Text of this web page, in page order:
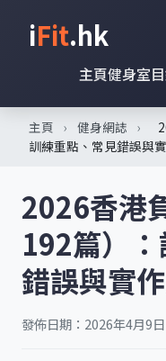
iFit.hk
主頁健身室
主頁 › 健身網誌 ›
訓練重點、常見錯誤與
2026香港
192篇）
錯誤與實
發佈日期：2026年4月9